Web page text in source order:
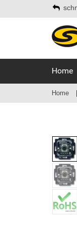
Home
Home